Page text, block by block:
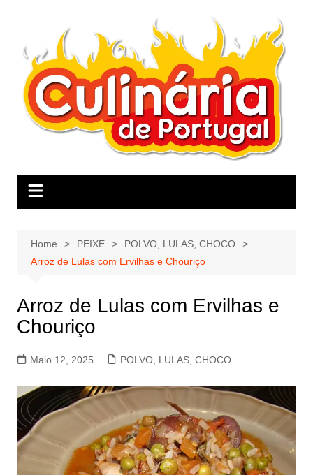
Home PEIXE
POLVO, LULAS, CHOCO
Arroz de Lulas com Ervilhas e Chouriço
Arroz de Lulas com Ervilhas e
Chouriço
Maio 12, 2025 POLVO, LULAS, CHOCO